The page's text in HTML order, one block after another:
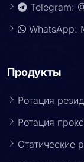
Telegram:
Продукты
Ротация
Ротация